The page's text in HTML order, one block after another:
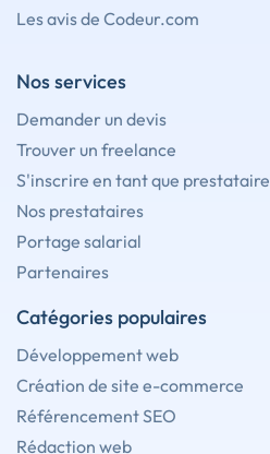
Les avis de Codeur.com
Nos services
Demander un devis
Trouver un freelance
S'inscrire en tant que prestataire
Nos prestataires
Portage salarial
Partenaires
Catégories populaires
Développement web
Création de site e-commerce
Référencement SEO
Rédaction web